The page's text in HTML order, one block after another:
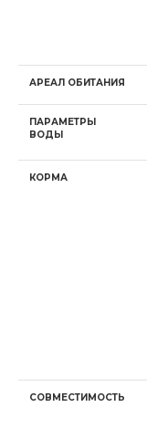
АРЕАЛ ОБИТАНИЯ
ПАРАМЕТРЫ
ВОДЫ
КОРМА
СОВМЕСТИМОСТЬ